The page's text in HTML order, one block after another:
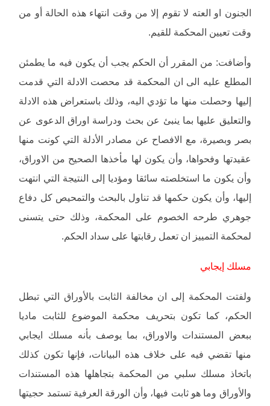
الجنون او العته لا تقوم إلا من وقت انتهاء هذه الحالة أو من
وقت تعيين المحكمة للقيم.
وأضافت: من المقرر أن الحكم يجب أن يكون فيه ما يطمئن
المطلع عليه الى ان المحكمة قد محصت الادلة التي قدمت
إليها وحصلت منها ما تؤدي اليه، وذلك باستعراض هذه الادلة
والتعليق عليها بما ينبئ عن بحث ودراسة اوراق الدعوى عن
بصر وبصيرة، مع الافصاح عن مصادر الأدلة التي كونت منها
عقيدتها وفحواها، وأن يكون لها مأخذها الصحيح من الاوراق،
وأن يكون ما استخلصته سائقا ومؤديا إلى النتيجة التي انتهت
إليها، وأن يكون حكمها قد تناول بالبحث والتمحيص كل دفاع
جوهري طرحه الخصوم على المحكمة، وذلك حتى يتسنى
لمحكمة التمييز ان تعمل رقابتها على سداد الحكم.
مسلك إيجابي
ولفتت المحكمة إلى ان مخالفة الثابت بالأوراق التي تبطل
الحكم، كما تكون بتحريف محكمة الموضوع للثابت ماديا
ببعض المستندات والاوراق، بما يوصف بأنه مسلك ايجابي
منها تقضي فيه على خلاف هذه البيانات، فإنها تكون كذلك
باتخاذ مسلك سلبي من المحكمة بتجاهلها هذه المستندات
والأوراق وما هو ثابت فيها، وأن الورقة العرفية تستمد حجيتها